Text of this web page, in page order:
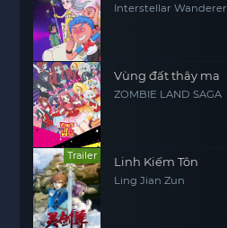
Interstellar Wanderer
Vùng đất thây ma
ZOMBIE LAND SAGA
Trailer Linh Kiếm Tôn
Ling Jian Zun